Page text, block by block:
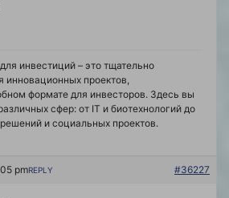
инвестиций – это тщательно
инновационных проектов,
формате для инвесторов. Здесь вы
сфер: от IT и биотехнологий до
и социальных проектов.
pm #36227
REPLY